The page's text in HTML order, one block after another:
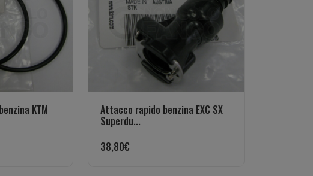
KTM Attacco rapido benzina EXC SX
Superdu...
38,80€